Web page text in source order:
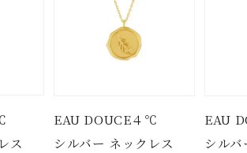
ス
EAU DOUCE４℃
シルバー ネックレス
EAU
シル